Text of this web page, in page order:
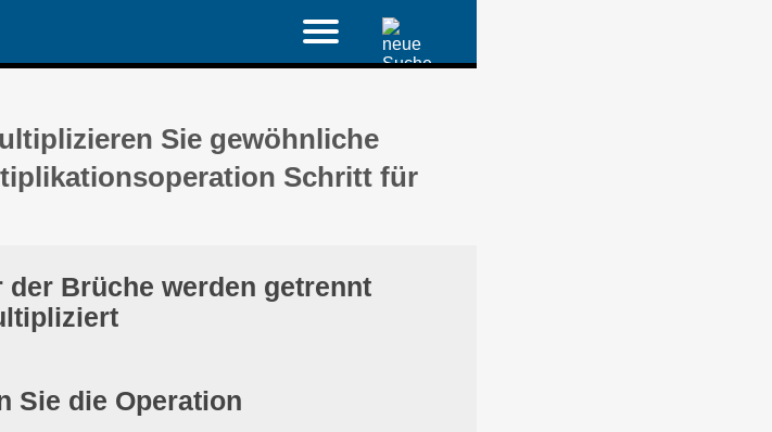
Sie gewöhnliche
Schritt für
der Brüche werden getrennt
Sie die Operation